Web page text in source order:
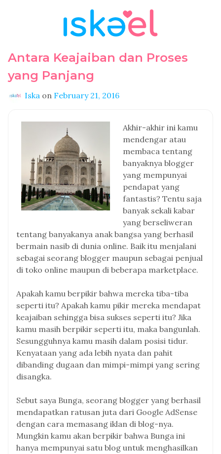
Antara Keajaiban dan Proses
yang Panjang
Iska on February 21, 2016
Akhir-akhir ini kamu
mendengar atau
membaca tentang
banyaknya blogger
yang mempunyai
pendapat yang
fantastis? Tentu saja
banyak sekali kabar
yang berseliweran
tentang banyakanya anak bangsa yang berhasil
bermain nasib di dunia online. Baik itu menjalani
sebagai seorang blogger maupun sebagai penjual
di toko online maupun di beberapa marketplace.
Apakah kamu berpikir bahwa mereka tiba-tiba
seperti itu? Apakah kamu pikir mereka mendapat
keajaiban sehingga bisa sukses seperti itu? Jika
kamu masih berpikir seperti itu, maka bangunlah.
Sesungguhnya kamu masih dalam posisi tidur.
Kenyataan yang ada lebih nyata dan pahit
dibanding dugaan dan mimpi-mimpi yang sering
disangka.
Sebut saya Bunga, seorang blogger yang berhasil
mendapatkan ratusan juta dari Google AdSense
dengan cara memasang iklan di blog-nya.
Mungkin kamu akan berpikir bahwa Bunga ini
hanya mempunyai satu blog untuk menghasilkan